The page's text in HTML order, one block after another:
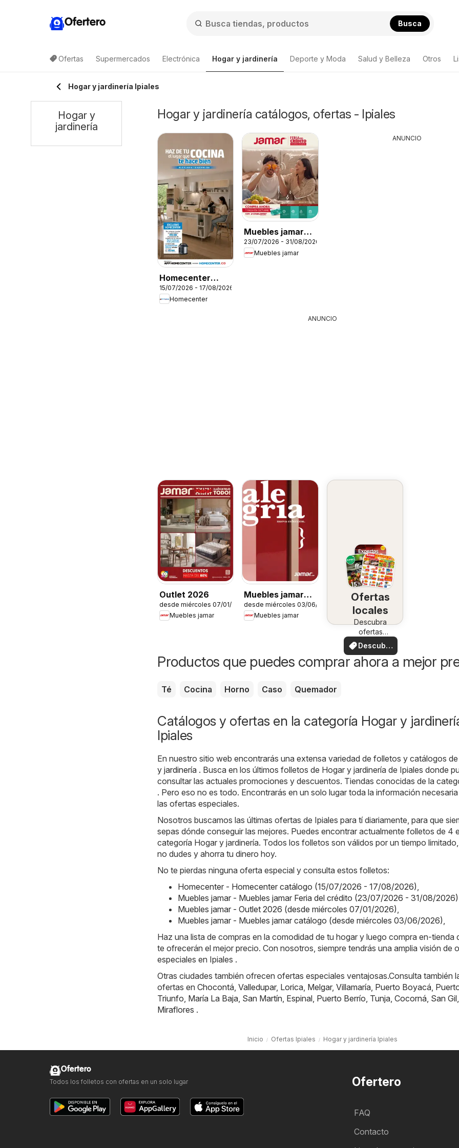
Ofertero Busca
Ofertas Supermercados Electrónica Hogar y jardinería Deporte y Moda Salud y Belleza Otros
Hogar y jardinería Ipiales
Hogar y jardinería catálogos, ofertas - Ipiales
Homecenter
catálogo
15/07/2026 - 17/08/2026
Homecenter
Muebles jamar
Feria del crédito
23/07/2026 - 31/08/2026
Muebles jamar
ANUNCIO
ANUNCIO
Outlet 2026
desde miércoles 07/01/2026
Muebles jamar
Muebles jamar
catálogo
desde miércoles 03/06/2026
Muebles jamar
Ofertas
locales
Descubra
ofertas
especiales
Descubre
ofertas
Productos que puedes comprar ahora a mejor
Té Cocina Horno Caso Quemador
Catálogos y ofertas en la categoría Hogar y
Ipiales
En nuestro sitio web encontrarás una extensa variedad de folletos y catálogos
y jardinería . Busca en los últimos folletos de Hogar y jardinería de Ipiales donde
consultar las actuales promociones y descuentos. Tiendas conocidas de la
. Pero eso no es todo. Encontrarás en un solo lugar toda la información
las ofertas especiales.
Nosotros buscamos las últimas ofertas de Ipiales para tí diariamente, para que
sepas dónde conseguir las mejores. Puedes encontrar actualmente folletos de 4
categoría Hogar y jardinería. Todos los folletos son válidos por un tiempo
no dudes y ahorra tu dinero hoy.
No te pierdas ninguna oferta especial y consulta estos folletos:
Homecenter - Homecenter catálogo (15/07/2026 - 17/08/2026)
Muebles jamar - Muebles jamar Feria del crédito (23/07/2026 - 31/08/2026)
Muebles jamar - Outlet 2026 (desde miércoles 07/01/2026)
Muebles jamar - Muebles jamar catálogo (desde miércoles 03/06/2026)
Haz una lista de compras en la comodidad de tu hogar y luego compra en-tienda
te ofrecerán el mejor precio. Con nosotros, siempre tendrás una amplia visión de
especiales en Ipiales .
Otras ciudades también ofrecen ofertas especiales ventajosas.Consulta también
ofertas en Chocontá Valledupar, Lorica Melgar, Villamaría Puerto Boyacá
Triunfo María La Baja San Martín Espinal Puerto Berrío Tunja Cocorná San Gil
Miraflores .
Inicio Ofertas Ipiales Hogar y jardinería Ipiales
Hogar y
jardinería
Ofertero
FAQ
Contacto
Ofertero
Todos los folletos con ofertas en un solo lugar